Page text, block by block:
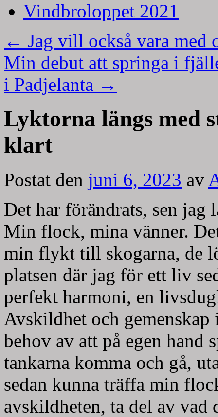
Vindbroloppet 2021
← Jag vill också vara med
Min debut att springa i
i Padjelanta →
Lyktorna längs med
klart
Postat den juni 6, 2023 av
Det har förändrats, sen jag
Min flock, mina vänner.
min flykt till skogarna, de
platsen där jag för ett liv
perfekt harmoni, en
Avskildhet och
behov av att på egen hand
tankarna komma och gå,
sedan kunna träffa min
avskildheten, ta del av vad